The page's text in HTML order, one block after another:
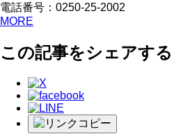
電話番号：0250-25-2002
MORE
この記事をシェアする